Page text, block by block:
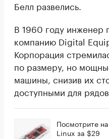
Белл развелись.
В 1960 году инженер
компанию Digital
Корпорация
по размеру, но
машины, снизив их
доступными для
Посмотрите
Linux за $29